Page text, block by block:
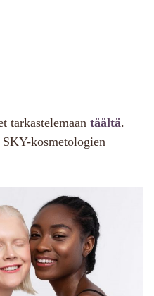
tarkastelemaan täältä.
kosmetologien